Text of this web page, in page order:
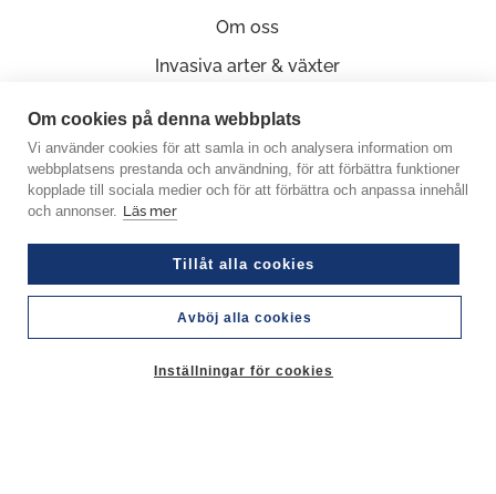
Om oss
Invasiva arter & växter
Ge oss en recension på Google
© Copyright 2026 Miljöfabriken
Om cookies på denna webbplats
Vi använder cookies för att samla in och analysera information om
webbplatsens prestanda och användning, för att förbättra funktioner
kopplade till sociala medier och för att förbättra och anpassa innehåll
och annonser. Läs mer
Tillåt alla cookies
Avböj alla cookies
Inställningar för cookies